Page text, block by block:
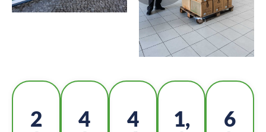
2
4
5
1,
6